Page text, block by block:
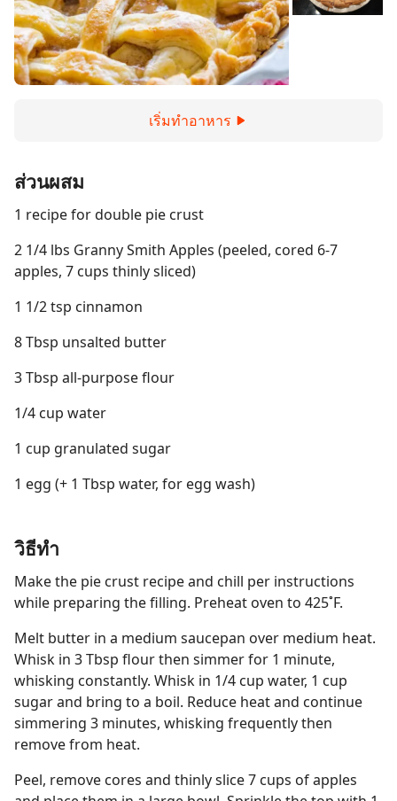
เริ่มทำอาหาร
ส่วนผสม
1 recipe for double pie crust
2 1/4 lbs Granny Smith Apples (peeled, cored 6-7
apples, 7 cups thinly sliced)
1 1/2 tsp cinnamon
8 Tbsp unsalted butter
3 Tbsp all-purpose flour
1/4 cup water
1 cup granulated sugar
1 egg (+ 1 Tbsp water, for egg wash)
วิธีทำ
Make the pie crust recipe and chill per instructions
while preparing the filling. Preheat oven to 425˚F.
Melt butter in a medium saucepan over medium heat.
Whisk in 3 Tbsp flour then simmer for 1 minute,
whisking constantly. Whisk in 1/4 cup water, 1 cup
sugar and bring to a boil. Reduce heat and continue
simmering 3 minutes, whisking frequently then
remove from heat.
Peel, remove cores and thinly slice 7 cups of apples